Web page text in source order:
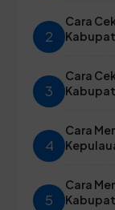
2
Cara
3
Cara
4
Cara
5
Cara